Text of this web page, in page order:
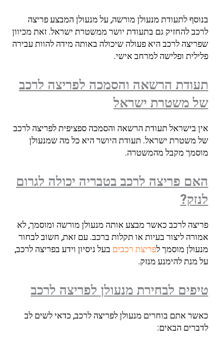
בנוסף לתעודת מנעולן מורשה, על מנעולן המבצע פריצה
לרכב להחזיק גם בתעודת יושר ממשטרת ישראל. זאת מכיוון
שפריצה לרכב היא פעולה שיכולה באותה מידה להוות עבירה
פלילית ופלישה למרחב אישי.
תעודת הרשאה והסמכה לפריצה לרכב
של משטרת ישראל
אין בישראל תעודת הרשאה והסמכה ספציפית לפריצה לרכב
של משטרת ישראל. תעודת היושר היא כל מה שמנעולן
מוסמך מקבל מהמשטרה.
האם פריצה לרכב בטבריה יכולה לגרום
לנזק?
פריצה לרכב כאשר מבצע אותה מנעולן מורשה ומוסמך, לא
אמורה ליצור בעיות או תקלות ברכב. עם זאת, חשוב לבחור
מנעולן מוסמך לפריצת רכבים בעל ניסיון וידע בפריצה לרכב,
על מנת להימנע מנזק.
טיפים לבחירת מנעולן לפריצה לרכב
כאשר אתם בוחרים מנעולן לפריצה לרכב, כדאי לשים לב
לדברים הבאים: